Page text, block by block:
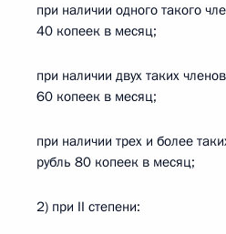
при наличии одного такого
40 копеек в месяц;
при наличии двух таких
60 копеек в месяц;
при наличии трех и более
рубль 80 копеек в месяц;
2) при II степени: